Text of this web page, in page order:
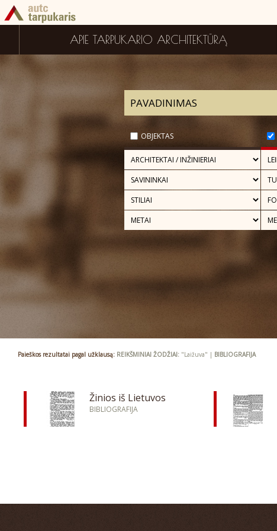
APIE TARPUKARIO ARCHITEKTŪRĄ
OBJEKTAS
Paieškos rezultatai pagal užklausą: REIKŠMINIAI ŽODŽIAI: "Laižuva" | BIBLIOGRAFIJA
Žinios iš Lietuvos
BIBLIOGRAFIJA